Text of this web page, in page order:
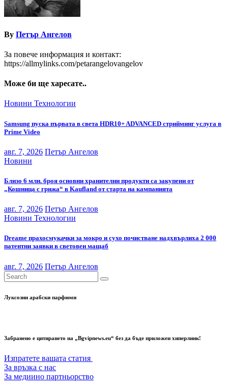
By Петър Ангелов
За повече информация и контакт:
https://allmylinks.com/petarangelovangelov
Може би ще харесате..
Новини Технологии
Samsung пуска първата в света HDR10+ ADVANCED стрийминг услуга в
Prime Video
авг. 7, 2026 Петър Ангелов
Новини
Близо 6 млн. броя основни хранителни продукти са закупени от
„Кошница с грижа“ в Kaufland от старта на кампанията
авг. 7, 2026 Петър Ангелов
Новини Технологии
Dreame прахосмукачки за мокро и сухо почистване надхвърлиха 2 000
патентни заявки в световен мащаб
авг. 7, 2026 Петър Ангелов
Луксозни арабски парфюми
Забранено е цитирането на „Bgvipnews.eu“ без да бъде приложен хиперлинк!
Изпратете вашата статия
За връзка с нас
За медиино партньорство